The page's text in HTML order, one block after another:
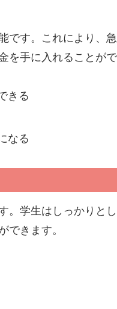
です。これにより、
を手に入れることが
きる
なる
。学生はしっかりと
できます。